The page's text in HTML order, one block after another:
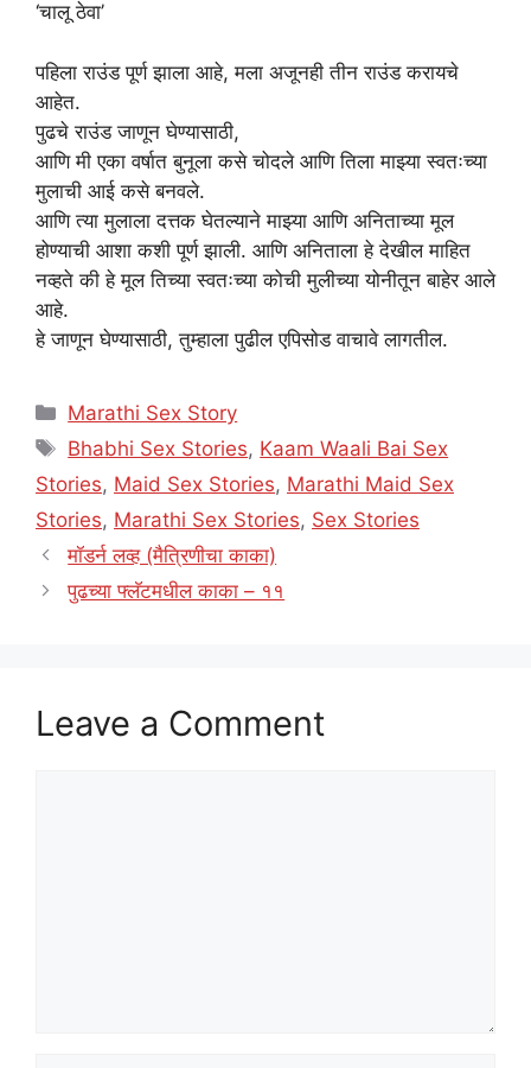
‘चालू ठेवा’
पहिला राउंड पूर्ण झाला आहे, मला अजूनही तीन राउंड करायचे
आहेत.
पुढचे राउंड जाणून घेण्यासाठी,
आणि मी एका वर्षात बुनूला कसे चोदले आणि तिला माझ्या स्वतःच्या
मुलाची आई कसे बनवले.
आणि त्या मुलाला दत्तक घेतल्याने माझ्या आणि अनिताच्या मूल
होण्याची आशा कशी पूर्ण झाली. आणि अनिताला हे देखील माहित
नव्हते की हे मूल तिच्या स्वतःच्या कोची मुलीच्या योनीतून बाहेर आले
आहे.
हे जाणून घेण्यासाठी, तुम्हाला पुढील एपिसोड वाचावे लागतील.
Categories
Marathi Sex Story
Tags
Bhabhi Sex Stories, Kaam Waali Bai Sex
Stories, Maid Sex Stories, Marathi Maid Sex
Stories, Marathi Sex Stories, Sex Stories
मॉडर्न लव्ह (मैत्रिणीचा काका)
पुढच्या फ्लॅटमधील काका – ११
Leave a Comment